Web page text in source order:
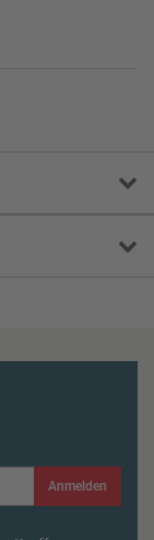
Anmelden